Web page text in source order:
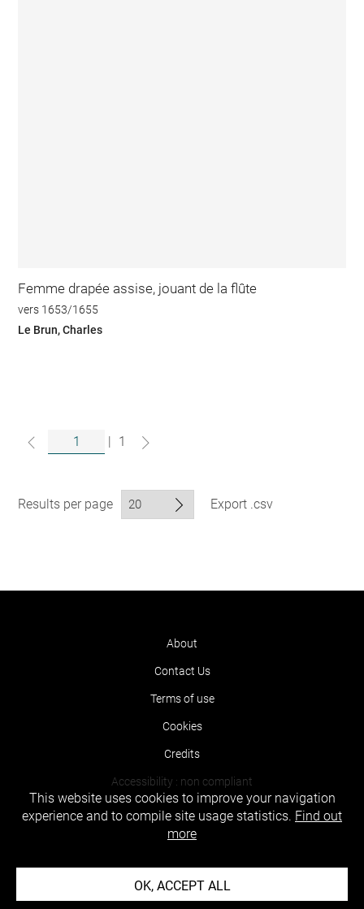
Femme drapée assise, jouant de la flûte
vers 1653/1655
Le Brun, Charles
1
Results per page Export .csv
About
Contact Us
Terms of use
Cookies
Credits
Accessibility : non compliant
This website uses cookies to improve your navigation
experience and to compile site usage statistics. Find out
more
OK, ACCEPT ALL